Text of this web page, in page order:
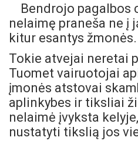
Bendrojo pagalbos
nelaimę praneša ne į
kitur esantys žmonės.
Tokie atvejai neretai
Tuomet vairuotojai
įmonės atstovai
aplinkybes ir tiksliai
nelaimė įvyksta
nustatyti tikslią jos